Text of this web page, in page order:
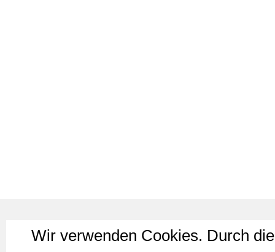
Wir verwenden Cookies. Durch